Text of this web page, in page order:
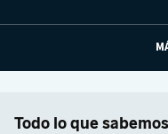
Todo lo que sabemos